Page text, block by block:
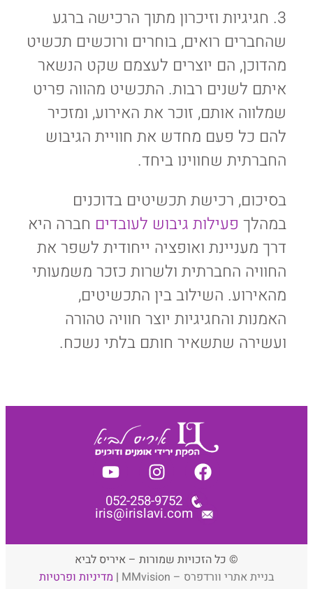
3. חגיגיות וזיכרון מתוך הרכישה ברגע
שהחברים רואים, בוחרים ורוכשים תכשיט
מהדוכן, הם יוצרים לעצמם שקט הנשאר
איתם לשנים רבות. התכשיט מהווה פריט
שמלווה אותם, זוכר את האירוע, ומזכיר
להם כל פעם מחדש את חוויית הגיבוש
החברתית שחווינו ביחד.
בסיכום, רכישת תכשיטים בדוכנים
במהלך פעילות גיבוש לעובדים חברה היא
דרך מעניינת ואופציה ייחודית לשפר את
החוויה החברתית ולשרות כזכר משמעותי
מהאירוע. השילוב בין התכשיטים,
האמנות והחגיגיות יוצר חוויה טהורה
ועשירה שתשאיר חותם בלתי נשכח.
052-258-9752
iris@irislavi.com
© כל הזכויות שמורות – איריס לביא
בניית אתרי וורדפרס – MMvision
| מדיניות ופרטיות